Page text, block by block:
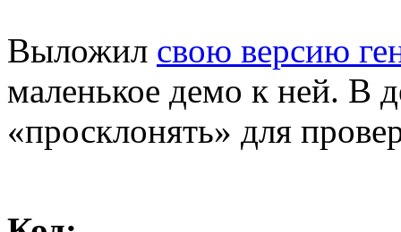
Выложил свою версию
маленькое демо к ней. В
«просклонять» для